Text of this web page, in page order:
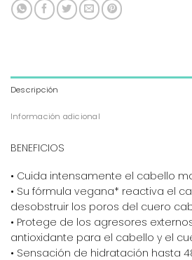
Descripción
Información adicional
BENEFICIOS
• Cuida intensamente el cabello
• Su fórmula vegana* reactiva el
desobstruir los poros del cuero
• Protege de los agresores
antioxidante para el cabello y el
• Sensación de hidratación hasta